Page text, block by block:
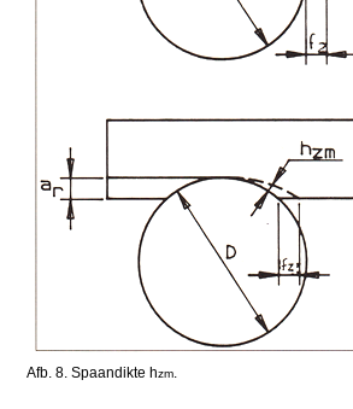
Afb. 8. Spaandikte hzm